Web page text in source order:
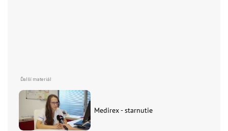
Medirex - starnutie